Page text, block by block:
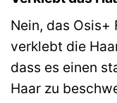
Nein, das Osis+
verklebt die
dass es einen
Haar zu